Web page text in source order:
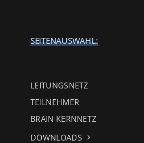
SEITENAUSWAHL:
LEITUNGSNETZ
TEILNEHMER
BRAIN KERNNETZ
DOWNLOADS